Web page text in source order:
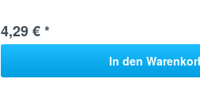
4,29 € *
In den